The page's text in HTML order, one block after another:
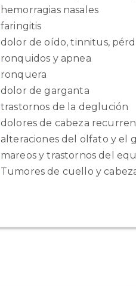
hemorragias nasales
faringitis
dolor de oído, tinnitus,
ronquidos y apnea
ronquera
dolor de garganta
trastornos de la deglución
dolores de cabeza
alteraciones del olfato y el
mareos y trastornos del
Tumores de cuello y